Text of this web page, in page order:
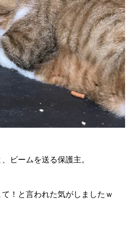
ビームを送る保護主。
！と言われた気がしましたｗ